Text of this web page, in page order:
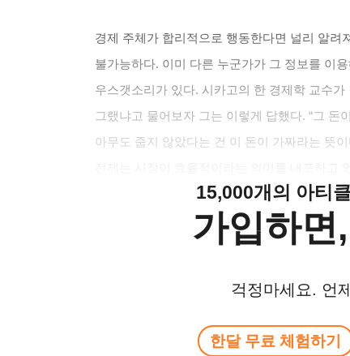
경제 주체가 합리적으로 행동한다면 널리 알려
불가능하다. 이미 다른 누군가가 그 정보를 이
우스갯소리가 있다. 시카고의 한 경제학 교수
그랬냐고 물어보자 그는 이렇게 답했다. “그
아무도 줍지 않았다는 건 이 돈이 가짜라는 뜻
15,000개의 아티
가입하
걱정마세요. 언
한달 무료 체험하기